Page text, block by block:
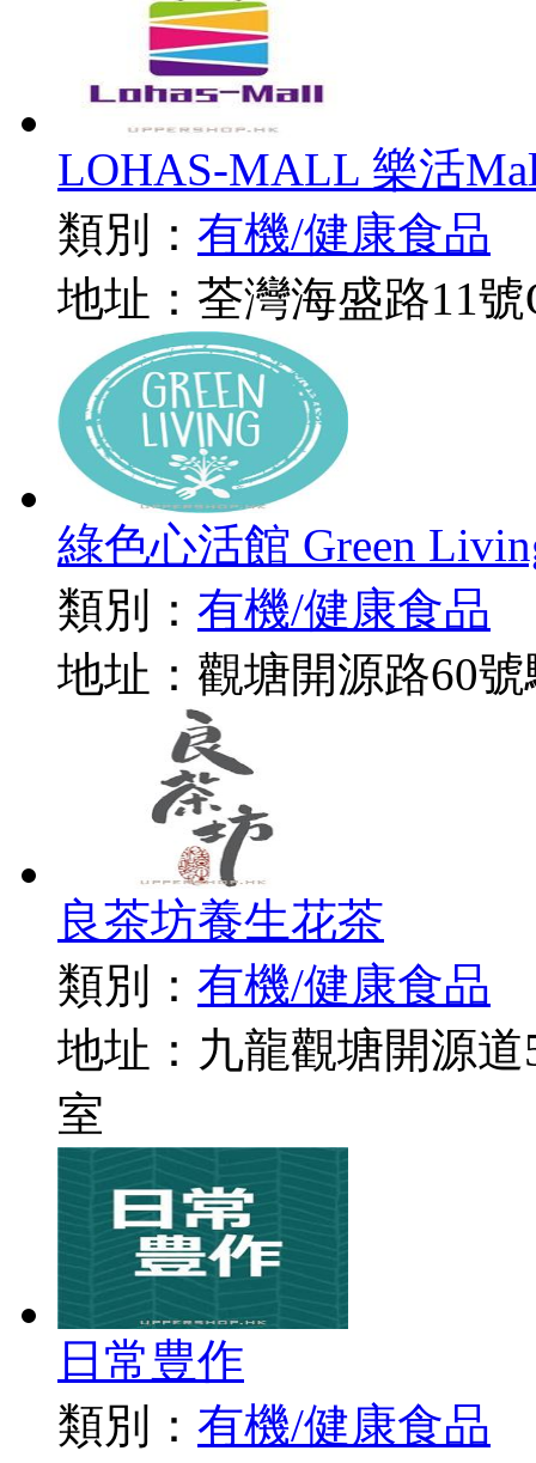
LOHAS-MALL 樂活
類別： 有機/健康食品
地址：荃灣海盛路11
綠色心活館 Green
類別： 有機/健康食品
地址：觀塘開源路60
良茶坊養生花茶
類別： 有機/健康食品
地址：九龍觀塘開源
室
日常豊作
類別： 有機/健康食品